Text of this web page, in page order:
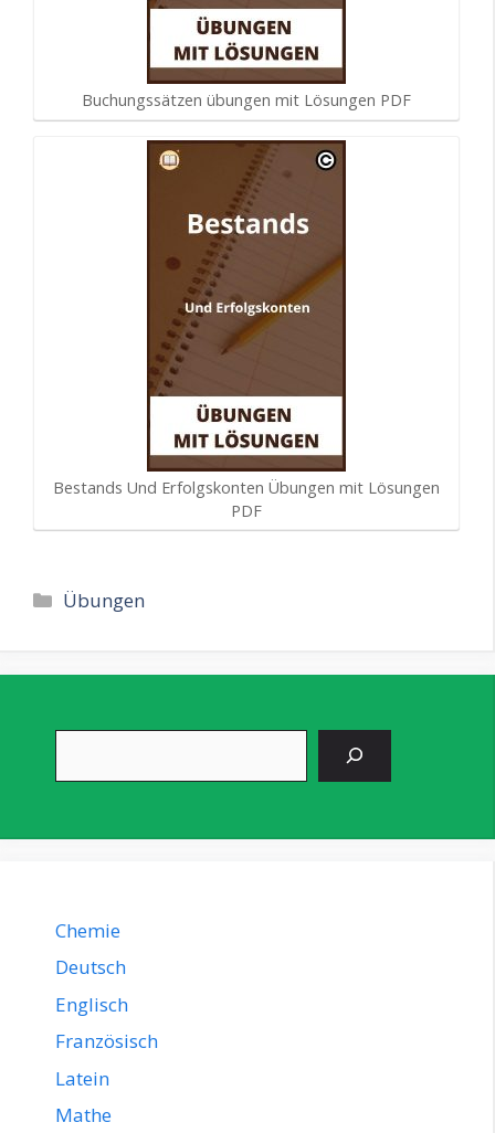
Buchungssätzen übungen mit Lösungen PDF
Bestands Und Erfolgskonten Übungen mit Lösungen
PDF
Kategorien
Übungen
Chemie
Deutsch
Englisch
Französisch
Latein
Mathe